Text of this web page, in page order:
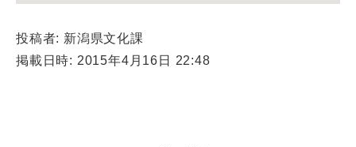
投稿者: 新潟県文化課
掲載日時: 2015年4月16日 22:48